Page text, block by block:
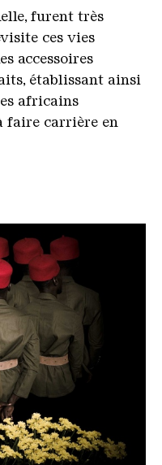
furent très
ces vies
accessoires
établissant ainsi
africains
faire carrière en